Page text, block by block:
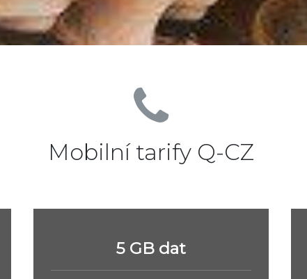
Mobilní tarify Q-CZ
10 GB dat